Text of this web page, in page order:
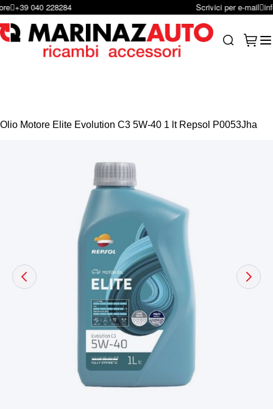
Salta al contenutoScrivici per e-mail infoshop@marinazauto.it
Olio Motore Elite Evolution C3 5W-40 1 lt Repsol P0053Jha